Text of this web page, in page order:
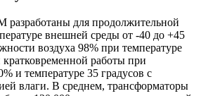
для продолжительной
внешней среды от -40 до +45
воздуха 98% при температуре
кратковременной работы при
и температуре 35 градусов с
влаги. В среднем, трансформаторы